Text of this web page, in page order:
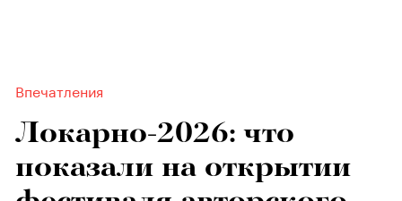
Впечатления
Локарно-2026: что
показали на открытии